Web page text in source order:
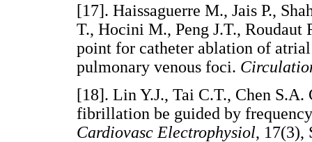
[17]. Haissaguerre M., Jais P.,
T., Hocini M., Peng J.T.,
point for catheter ablation of
pulmonary venous foci.
[18]. Lin Y.J., Tai C.T., Chen
fibrillation be guided by
Cardiovasc Electrophysiol,